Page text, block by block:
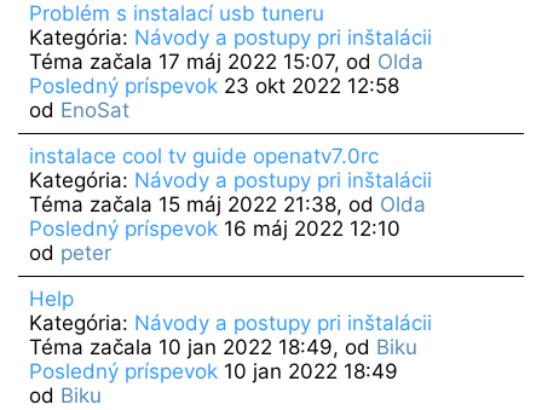
Problém s instalací usb tuneru
Kategória: Návody a postupy pri inštalácii
Téma začala 17 máj 2022 15:07, od Olda
Posledný príspevok23 okt 2022 12:58
od EnoSat
instalace cool tv guide openatv7.0rc
Kategória: Návody a postupy pri inštalácii
Téma začala 15 máj 2022 21:38, od Olda
Posledný príspevok16 máj 2022 12:10
od peter
Help
Kategória: Návody a postupy pri inštalácii
Téma začala 10 jan 2022 18:49, od Biku
Posledný príspevok10 jan 2022 18:49
od Biku